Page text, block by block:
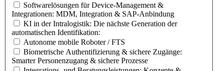
Softwarelösungen für Device-Management &
Integrationen: MDM, Integration & SAP-Anbindung
KI in der Intralogistik: Die nächste Generation der
automatischen Identifikation:
Autonome mobile Roboter / FTS
Biometrische Authentifizierung & sichere Zugänge:
Smarter Personenzugang & sichere Prozesse